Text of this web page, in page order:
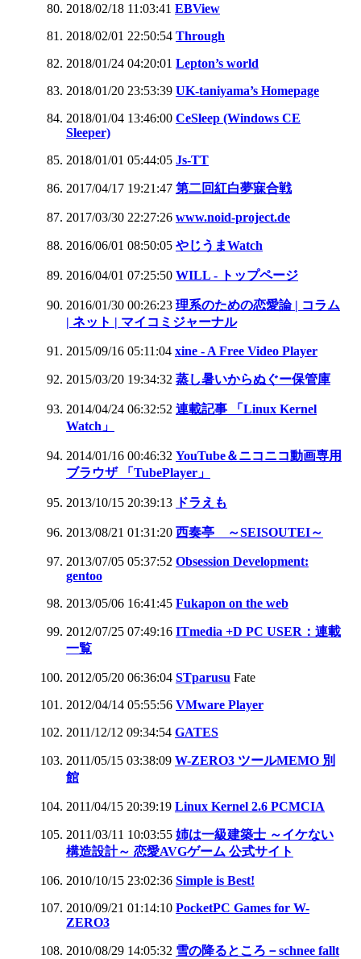
2018/02/18 11:03:41 EBView
2018/02/01 22:50:54 Through
2018/01/24 04:20:01 Lepton’s world
2018/01/20 23:53:39 UK-taniyama’s Homepage
2018/01/04 13:46:00 CeSleep (Windows CE
Sleeper)
2018/01/01 05:44:05 Js-TT
2017/04/17 19:21:47 第二回紅白夢寐合戦
2017/03/30 22:27:26 www.noid-project.de
2016/06/01 08:50:05 やじうまWatch
2016/04/01 07:25:50 WILL - トップページ
2016/01/30 00:26:23 理系のための恋愛論 | コラム
| ネット | マイコミジャーナル
2015/09/16 05:11:04 xine - A Free Video Player
2015/03/20 19:34:32 蒸し暑いからぬぐー保管庫
2014/04/24 06:32:52 連載記事 「Linux Kernel
Watch」
2014/01/16 00:46:32 YouTube＆ニコニコ動画専用
ブラウザ 「TubePlayer」
2013/10/15 20:39:13 ドラえも
2013/08/21 01:31:20 西奏亭 ～SEISOUTEI～
2013/07/05 05:37:52 Obsession Development:
gentoo
2013/05/06 16:41:45 Fukapon on the web
2012/07/25 07:49:16 ITmedia +D PC USER：連載
一覧
2012/05/20 06:36:04 STparusu Fate
2012/04/14 05:55:56 VMware Player
2011/12/12 09:34:54 GATES
2011/05/15 03:38:09 W-ZERO3 ツールMEMO 別
館
2011/04/15 20:39:19 Linux Kernel 2.6 PCMCIA
2011/03/11 10:03:55 姉は一級建築士 ～イケない
構造設計～ 恋愛AVGゲーム 公式サイト
2010/10/15 23:02:36 Simple is Best!
2010/09/21 01:14:10 PocketPC Games for W-
ZERO3
2010/08/29 14:05:32 雪の降るところ－schnee fallt